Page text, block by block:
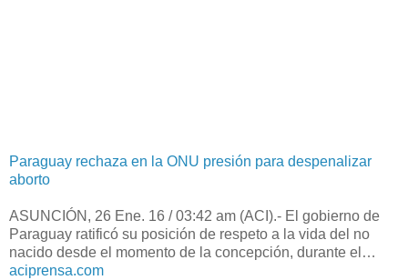
Paraguay rechaza en la ONU presión para despenalizar
aborto
ASUNCIÓN, 26 Ene. 16 / 03:42 am (ACI).- El gobierno de
Paraguay ratificó su posición de respeto a la vida del no
nacido desde el momento de la concepción, durante el…
aciprensa.com